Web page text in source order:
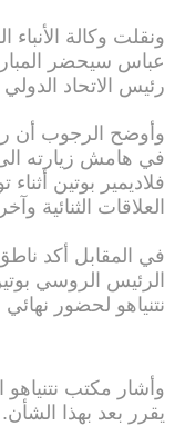
ونقلت وكالة
عباس سيحضر
رئيس الاتحاد الدولي
وأوضح الرجوب أن
في هامش زيارته
فلاديمير بوتين
العلاقات الثنائية
في المقابل أكد
الرئيس الروسي
نتنياهو لحضور نهائي
وأشار مكتب نتنياهو
يقرر بعد بهذا الشأن.